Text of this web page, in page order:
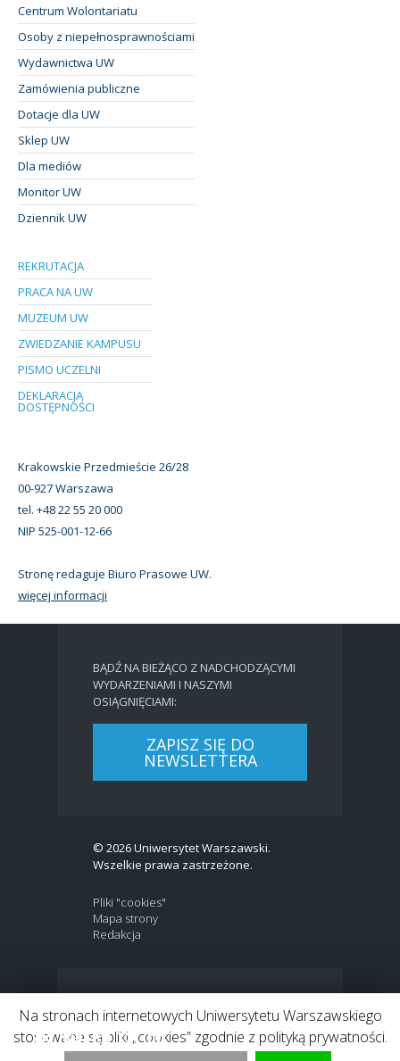
Centrum Wolontariatu
Osoby z niepełnosprawnościami
Wydawnictwa UW
Zamówienia publiczne
Dotacje dla UW
Sklep UW
Dla mediów
Monitor UW
Dziennik UW
REKRUTACJA
PRACA NA UW
MUZEUM UW
ZWIEDZANIE KAMPUSU
PISMO UCZELNI
DEKLARACJA
DOSTĘPNOŚCI
Krakowskie Przedmieście 26/28
00-927 Warszawa
tel. +48 22 55 20 000
NIP 525-001-12-66
Stronę redaguje Biuro Prasowe UW.
więcej informacji
BĄDŹ NA BIEŻĄCO Z NADCHODZĄCYMI
WYDARZENIAMI I NASZYMI
OSIĄGNIĘCIAMI:
ZAPISZ SIĘ DO
NEWSLETTERA
© 2026 Uniwersytet Warszawski.
Wszelkie prawa zastrzeżone.
Pliki "cookies"
Mapa strony
Redakcja
Link do profilu Facebook
Link to Twitter profile
Link do kanału Youtube
Link do profilu Instagram
Link do profilu LinkedIn
Na stronach internetowych Uniwersytetu Warszawskiego
stosowane są pliki „cookies” zgodnie z polityką prywatności.